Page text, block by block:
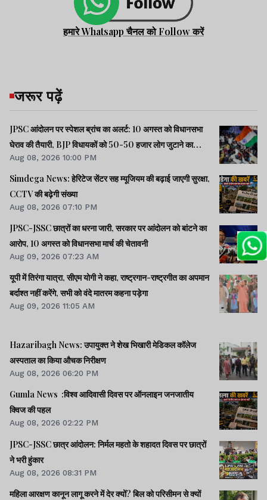
हमारे Whatsapp चैनल को Follow करें
जरूर पढ़ें
JPSC आंदोलन पर स्पेशल ब्रांच का अलर्ट: 10 अगस्त को विधानसभा
घेराव की तैयारी, BJP विधायकों को 50-50 हजार लोग जुटाने का
टास्क
Aug 08, 2026 10:00 PM
Simdega News: हेरिटेज सेंटर सह म्यूजियम की बढ़ाई जाएगी सुरक्षा,
CCTV की बढ़ेगी संख्या
Aug 08, 2026 07:10 PM
JPSC-JSSC छात्रों का धरना जारी, सरकार पर आंदोलन को बांटने का
आरोप, 10 अगस्त को विधानसभा मार्च की चेतावनी
Aug 09, 2026 07:23 AM
यूपी में तिरंगा यात्रा, सीएम योगी ने कहा, राष्ट्रगान-राष्ट्रगीत का अपमान
बर्दाश्त नहीं करेंगे, सभी को वंदे मातरम कहना पड़ेगा
Aug 09, 2026 11:05 AM
Hazaribagh News: उपायुक्त ने शेख भिखारी मेडिकल कॉलेज
अस्पताल का किया औचक निरीक्षण
Aug 08, 2026 06:20 PM
Gumla News :विश्व आदिवासी दिवस पर ऑनलाइन जनजातीय
क्विज की पहल
Aug 08, 2026 02:22 PM
JPSC-JSSC छात्र आंदोलन: निर्मल महतो के शहादत दिवस पर छात्रों
ने भरी हुंकार
Aug 08, 2026 08:31 PM
महिला आरक्षण कानून लागू करने में देर क्यों? बिल को परिसीमन से क्यों